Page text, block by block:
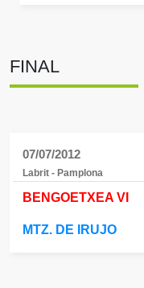
FINAL
07/07/2012
Labrit - Pamplona
BENGOETXEA VI
MTZ. DE IRUJO